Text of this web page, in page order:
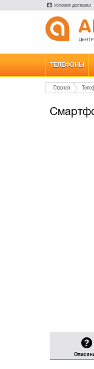
Условия доставки
ТЕЛЕФОНЫ
Главная